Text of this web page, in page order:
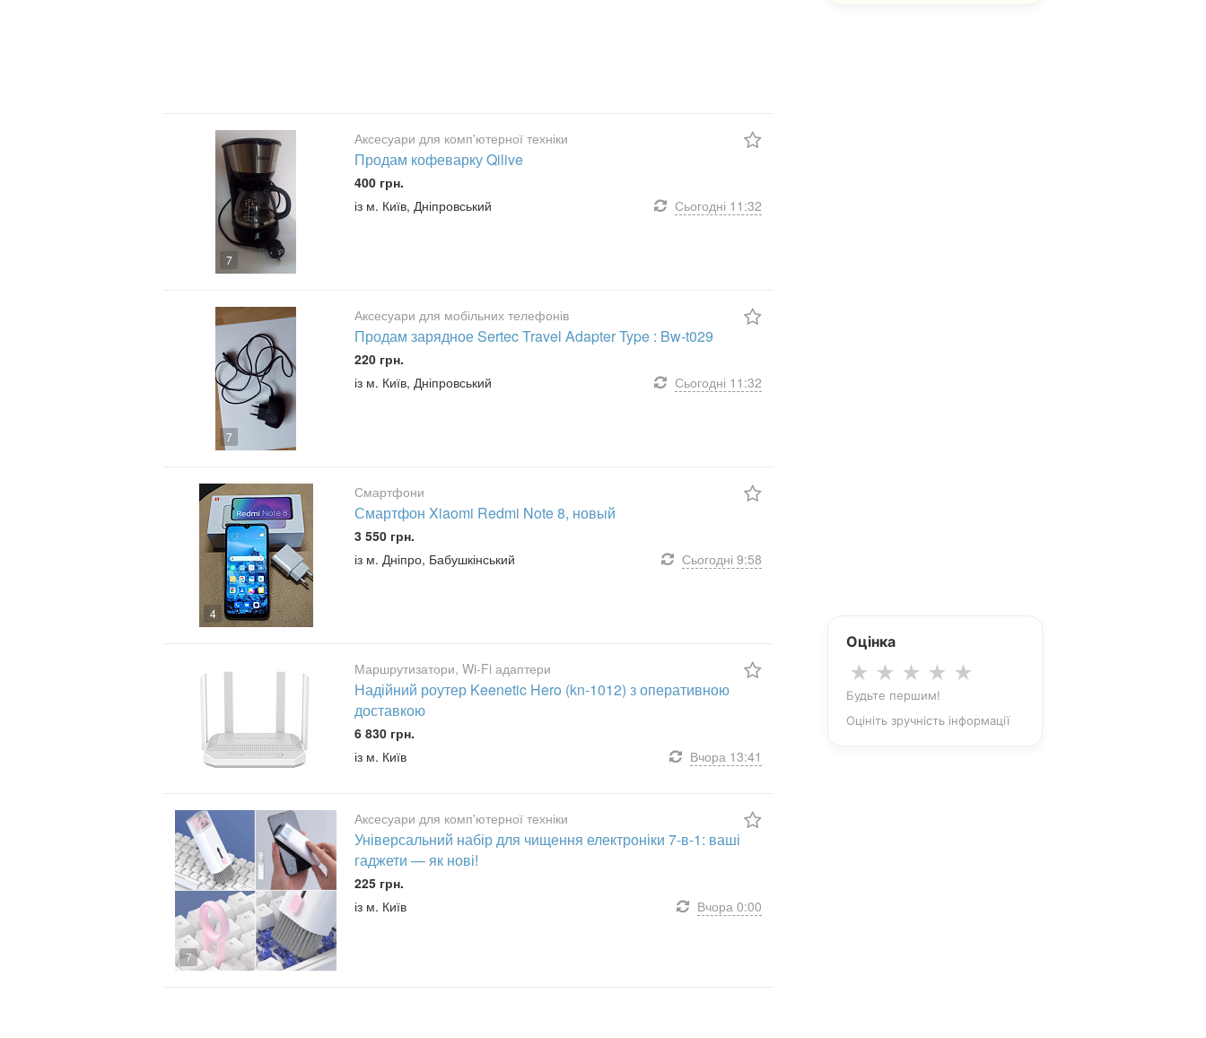
7
Аксесуари для комп'ютерної техніки
Продам кофеварку Qilive
400 грн.
із м. Київ, Дніпровський
Сьогодні 11:32
7
Аксесуари для мобільних телефонів
Продам зарядное Sertec Travel Adapter Type : Bw-t029
220 грн.
із м. Київ, Дніпровський
Сьогодні 11:32
4
Смартфони
Смартфон Xiaomi Redmi Note 8, новый
3 550 грн.
із м. Дніпро, Бабушкінський
Сьогодні 9:58
Маршрутизатори, Wi-Fi адаптери
Надійний роутер Keenetic Hero (kn-1012) з оперативною
доставкою
6 830 грн.
із м. Київ
Вчора 13:41
7
Аксесуари для комп'ютерної техніки
Універсальний набір для чищення електроніки 7-в-1: ваші
гаджети — як нові!
225 грн.
із м. Київ
Вчора 0:00
Оцінка
★ ★ ★ ★ ★
Будьте першим!
Оцініть зручність інформації